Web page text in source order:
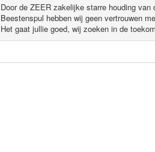
Door de ZEER zakelijke starre houding
Beestenspul hebben wij geen vertrouwen
Het gaat jullie goed, wij zoeken in de